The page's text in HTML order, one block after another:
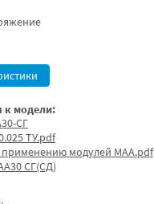
к модели:
СГ
ТУ.pdf
применению модулей МАА.pdf
СГ(СД)